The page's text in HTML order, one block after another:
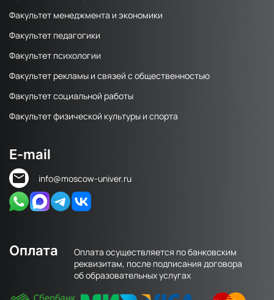
Факультет менеджмента и экономики
Факультет педагогики
Факультет психологии
Факультет рекламы и связей с общественностью
Факультет социальной работы
Факультет физической культуры и спорта
E-mail
info@moscow-univer.ru
Оплата
Оплата осуществляется по банковским
реквизитам, после подписания договора
об образовательных услугах